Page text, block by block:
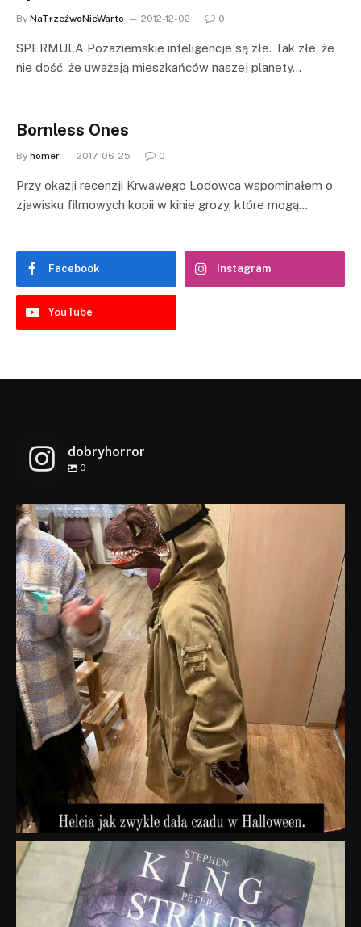
By NaTrzeźwoNieWarto 2012-12-02 0
SPERMULA Pozaziemskie inteligencje są złe. Tak złe, że
nie dość, że uważają mieszkańców naszej planety…
Bornless Ones
By homer 2017-06-25 0
Przy okazji recenzji Krwawego Lodowca wspominałem o
zjawisku filmowych kopii w kinie grozy, które mogą…
Facebook Instagram
YouTube
dobryhorror
0
dobryhorror
Lis 1
dobryhorror
Wrz 23